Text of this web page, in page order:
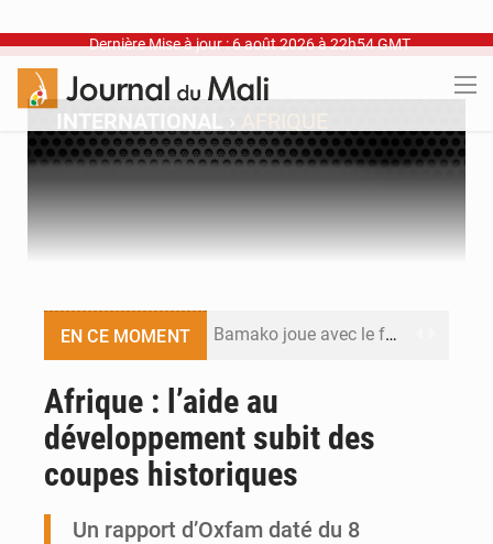
Dernière Mise à jour : 6 août 2026 à 22h54 GMT
INTERNATIONAL ›
EN CE MOMENT Bamako joue avec le feu
Afrique : l’aide au
développement subit des
coupes historiques
Un rapport d’Oxfam daté du 8